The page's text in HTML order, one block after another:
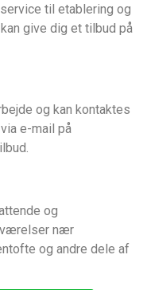
til etablering og
give dig et tilbud på
og kan kontaktes
e-mail på
og
nær
og andre dele af